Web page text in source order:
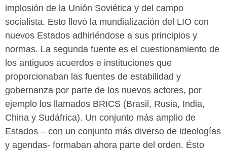
implosión de la Unión Soviética y del campo
socialista. Esto llevó la mundialización del LIO con
nuevos Estados adhiriéndose a sus principios y
normas. La segunda fuente es el cuestionamiento de
los antiguos acuerdos e instituciones que
proporcionaban las fuentes de estabilidad y
gobernanza por parte de los nuevos actores, por
ejemplo los llamados BRICS (Brasil, Rusia, India,
China y Sudáfrica). Un conjunto más amplio de
Estados – con un conjunto más diverso de ideologías
y agendas- formaban ahora parte del orden. Ésto